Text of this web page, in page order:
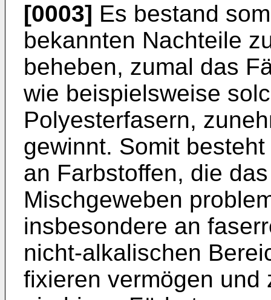
[0003] Es bestand
bekannten Nachteile
beheben, zumal das
wie beispielsweise
Polyesterfasern,
gewinnt. Somit
an Farbstoffen, die
Mischgeweben
insbesondere an
nicht-alkalischen
fixieren vermögen und